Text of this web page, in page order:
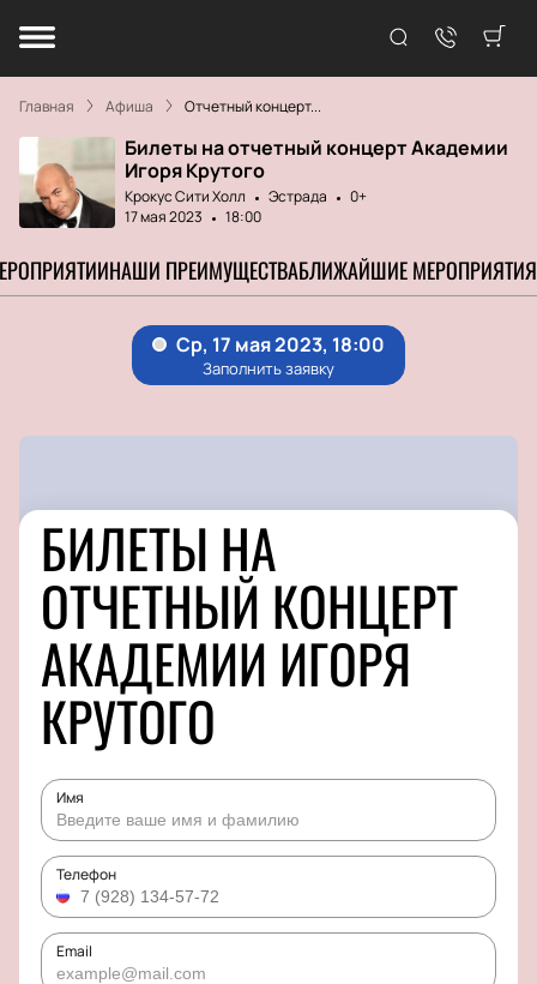
Главная Афиша Отчетный концерт...
Билеты на отчетный концерт Академии
Игоря Крутого
Крокус Сити Холл Эстрада
0+
17 мая 2023
18:00
НАШИ ПРЕИМУЩЕСТВАБЛИЖАЙШИЕ МЕРОПРИЯТИЯ
БИЛЕТЫ НА
ОТЧЕТНЫЙ КОНЦЕРТ
АКАДЕМИИ ИГОРЯ
КРУТОГО
Имя
Телефон
Email